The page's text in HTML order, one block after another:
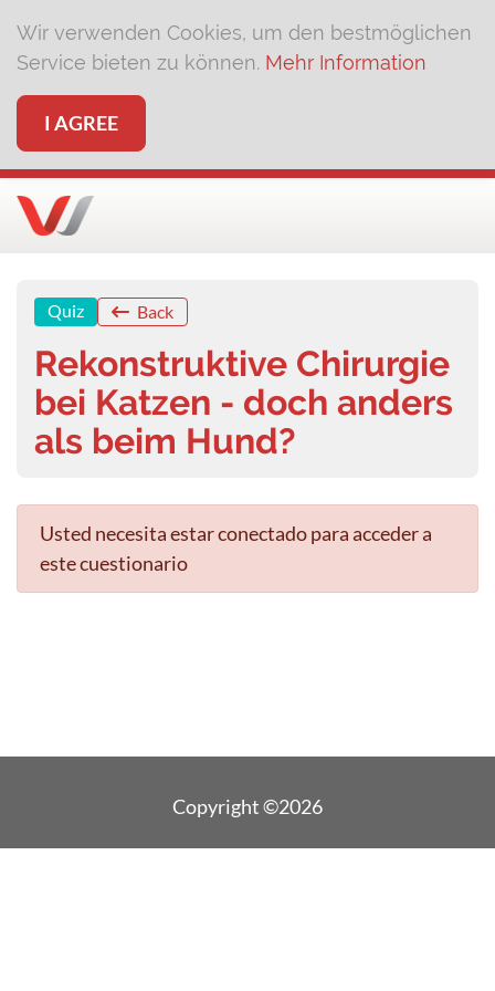
Wir verwenden Cookies, um den bestmöglichen
Service bieten zu können. Mehr Information
I AGREE
Quiz Back
Rekonstruktive Chirurgie
bei Katzen - doch anders
als beim Hund?
Usted necesita estar conectado para acceder a
este cuestionario
Copyright ©2026